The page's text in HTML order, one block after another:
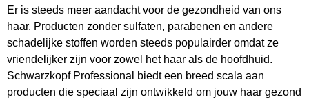
Er is steeds meer aandacht voor de gezondheid van ons
haar. Producten zonder sulfaten, parabenen en andere
schadelijke stoffen worden steeds populairder omdat ze
vriendelijker zijn voor zowel het haar als de hoofdhuid.
Schwarzkopf Professional biedt een breed scala aan
producten die speciaal zijn ontwikkeld om jouw haar gezond